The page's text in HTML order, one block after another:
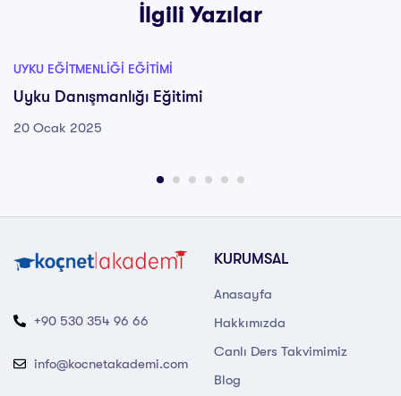
İlgili Yazılar
UYKU EĞITMENLIĞI EĞITIMI
Uyku Danışmanlığı Eğitimi
20 Ocak 2025
+90 530 354 96 66
info@kocnetakademi.com
KURUMSAL
Anasayfa
Hakkımızda
Canlı Ders Takvimimiz
Blog